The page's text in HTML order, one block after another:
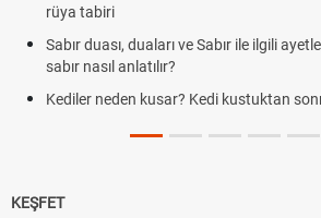
rüya tabiri
Sabır duası, duaları ve Sabır ile ilgili
sabır nasıl anlatılır?
Kediler neden kusar? Kedi kustuktan
KEŞFET